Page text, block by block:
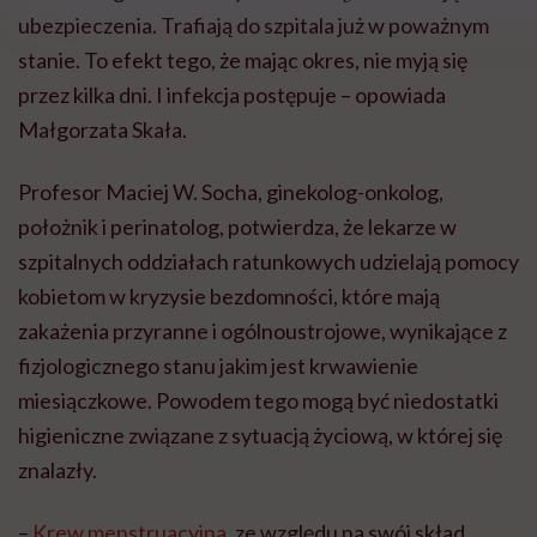
ubezpieczenia. Trafiają do szpitala już w poważnym
stanie. To efekt tego, że mając okres, nie myją się
przez kilka dni. I infekcja postępuje – opowiada
Małgorzata Skała.
Profesor Maciej W. Socha, ginekolog-onkolog,
położnik i perinatolog, potwierdza, że lekarze w
szpitalnych oddziałach ratunkowych udzielają pomocy
kobietom w kryzysie bezdomności, które mają
zakażenia przyranne i ogólnoustrojowe, wynikające z
fizjologicznego stanu jakim jest krwawienie
miesiączkowe. Powodem tego mogą być niedostatki
higieniczne związane z sytuacją życiową, w której się
znalazły.